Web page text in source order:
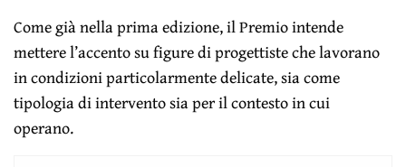
Come già nella prima edizione, il Premio intende
mettere l’accento su figure di progettiste che lavorano
in condizioni particolarmente delicate, sia come
tipologia di intervento sia per il contesto in cui
operano.